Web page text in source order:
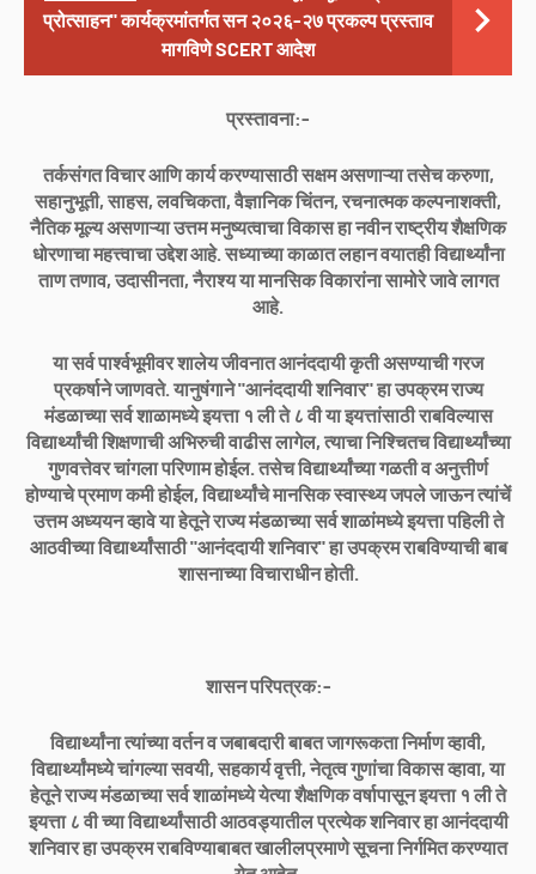
प्रोत्साहन" कार्यक्रमांतर्गत सन २०२६-२७ प्रकल्प प्रस्ताव
मागविणे SCERT आदेश
प्रस्तावना:-
तर्कसंगत विचार आणि कार्य करण्यासाठी सक्षम असणाऱ्या तसेच करुणा,
सहानुभूती, साहस, लवचिकता, वैज्ञानिक चिंतन, रचनात्मक कल्पनाशक्ती,
नैतिक मूल्य असणाऱ्या उत्तम मनुष्यत्वाचा विकास हा नवीन राष्ट्रीय शैक्षणिक
धोरणाचा महत्त्वाचा उद्देश आहे. सध्याच्या काळात लहान वयातही विद्यार्थ्यांना
ताण तणाव, उदासीनता, नैराश्य या मानसिक विकारांना सामोरे जावे लागत
आहे.
या सर्व पार्श्वभूमीवर शालेय जीवनात आनंददायी कृती असण्याची गरज
प्रकर्षाने जाणवते. यानुषंगाने "आनंददायी शनिवार" हा उपक्रम राज्य
मंडळाच्या सर्व शाळामध्ये इयत्ता १ ली ते ८ वी या इयत्तांसाठी राबविल्यास
विद्यार्थ्यांची शिक्षणाची अभिरुची वाढीस लागेल, त्याचा निश्चितच विद्यार्थ्यांच्या
गुणवत्तेवर चांगला परिणाम होईल. तसेच विद्यार्थ्यांच्या गळती व अनुत्तीर्ण
होण्याचे प्रमाण कमी होईल, विद्यार्थ्यांचे मानसिक स्वास्थ्य जपले जाऊन त्यांचें
उत्तम अध्ययन व्हावे या हेतूने राज्य मंडळाच्या सर्व शाळांमध्ये इयत्ता पहिली ते
आठवीच्या विद्यार्थ्यांसाठी "आनंददायी शनिवार" हा उपक्रम राबविण्याची बाब
शासनाच्या विचाराधीन होती.
शासन परिपत्रक:-
विद्यार्थ्यांना त्यांच्या वर्तन व जबाबदारी बाबत जागरूकता निर्माण व्हावी,
विद्यार्थ्यांमध्ये चांगल्या सवयी, सहकार्य वृत्ती, नेतृत्व गुणांचा विकास व्हावा, या
हेतूने राज्य मंडळाच्या सर्व शाळांमध्ये येत्या शैक्षणिक वर्षापासून इयत्ता १ ली ते
इयत्ता ८ वी च्या विद्यार्थ्यांसाठी आठवड्यातील प्रत्येक शनिवार हा आनंददायी
शनिवार हा उपक्रम राबविण्याबाबत खालीलप्रमाणे सूचना निर्गमित करण्यात